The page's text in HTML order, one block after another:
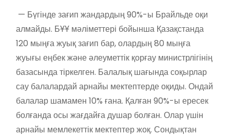
— Бүгінде зағип жандардың 90%-ы Брайльде оқи
алмайды. БҰҰ мәліметтері бойынша Қазақстанда
120 мыңға жуық зағип бар, олардың 80 мыңға
жуығы еңбек және әлеуметтік қорғау министрлігінің
базасында тіркелген. Балалық шағында соқырлар
сау балалардай арнайы мектептерде оқиды. Ондай
балалар шамамен 10% ғана. Қалған 90%-ы ересек
болғанда осы жағдайға душар болған. Олар үшін
арнайы мемлекеттік мектептер жоқ. Сондықтан